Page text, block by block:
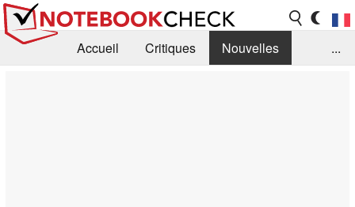
Accueil Critiques
Nouvelles
...